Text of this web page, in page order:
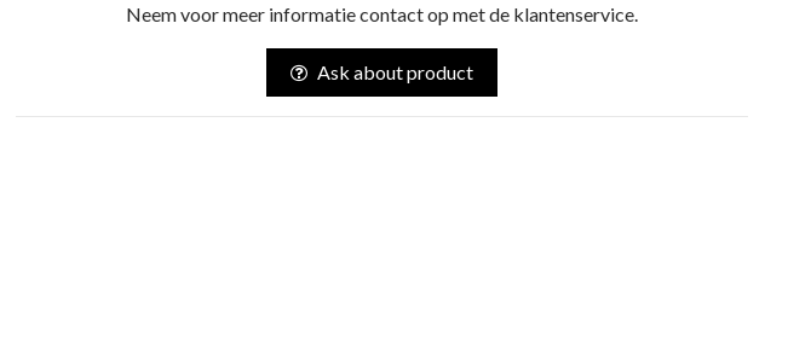
Neem voor meer informatie contact op met de klantenservice.
Ask about product